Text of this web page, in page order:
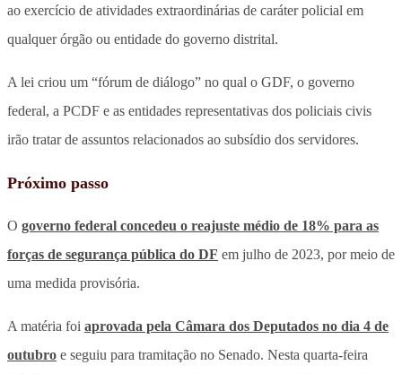
ao exercício de atividades extraordinárias de caráter policial em
qualquer órgão ou entidade do governo distrital.
A lei criou um “fórum de diálogo” no qual o GDF, o governo
federal, a PCDF e as entidades representativas dos policiais civis
irão tratar de assuntos relacionados ao subsídio dos servidores.
Próximo passo
O governo federal concedeu o reajuste médio de 18% para as
forças de segurança pública do DF em julho de 2023, por meio de
uma medida provisória.
A matéria foi aprovada pela Câmara dos Deputados no dia 4 de
outubro e seguiu para tramitação no Senado. Nesta quarta-feira